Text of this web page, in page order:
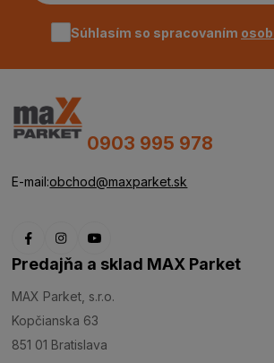
Súhlasím so spracovaním
0903 995 978
E-mail:obchod@maxparket.sk
Predajňa a sklad MAX Parket
MAX Parket, s.r.o.
Kopčianska 63
851 01 Bratislava